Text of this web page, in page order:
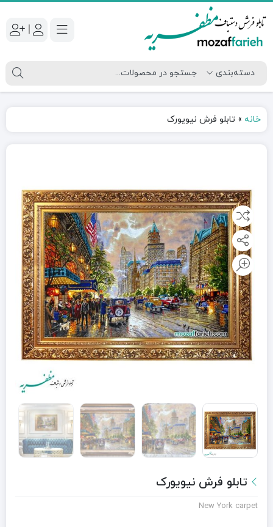
|
خانه » تابلو فرش نیویورک
تابلو فرش نیویورک
New York carpet